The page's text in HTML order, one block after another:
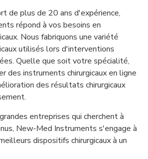
de plus de 20 ans d'expérience,
répond à vos besoins en
Nous fabriquons une variété
utilisés lors d'interventions
Quelle que soit votre spécialité,
des instruments chirurgicaux en ligne
des résultats chirurgicaux
entreprises qui cherchent à
New-Med Instruments s'engage à
dispositifs chirurgicaux à un